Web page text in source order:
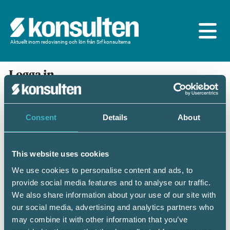
Consent Details About
This website uses cookies
We use cookies to personalise content and ads, to
provide social media features and to analyse our traffic.
We also share information about your use of our site with
our social media, advertising and analytics partners who
may combine it with other information that you’ve
Aktuellt inom redovisning och lön från Srf konsulterna
Logga in
En prenumeration ingår för dig som är
medlem/ansluten till Srf konsulterna. Du loggar in
med BankID eller samma lösenord som du har på
Mobilt BankID
Personnummer(ÅÅÅÅMMDDNNNN)